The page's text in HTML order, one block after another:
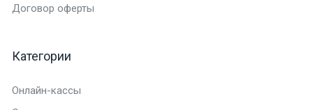
Договор оферты
Категории
Онлайн-кассы